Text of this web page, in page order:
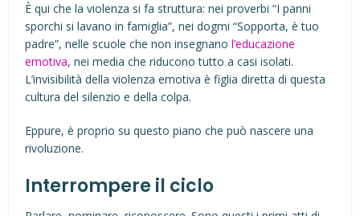
È qui che la violenza si fa struttura: nei proverbi “I panni
sporchi si lavano in famiglia”, nei dogmi “Sopporta, è tuo
padre”, nelle scuole che non insegnano l’educazione
emotiva, nei media che riducono tutto a casi isolati.
L’invisibilità della violenza emotiva è figlia diretta di questa
cultura del silenzio e della colpa.
Eppure, è proprio su questo piano che può nascere una
rivoluzione.
Interrompere il ciclo